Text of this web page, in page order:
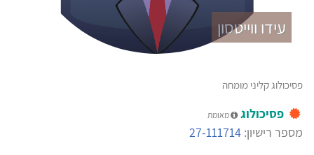
עידו ווייטסון
פסיכולוג קליני מומחה
פסיכולוג מאומת
מספר רישיון: 27-111714